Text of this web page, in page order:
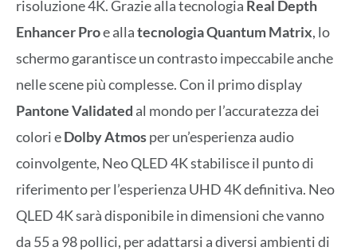
risoluzione 4K. Grazie alla tecnologia Real Depth
Enhancer Proe allatecnologia Quantum Matrix, lo
schermo garantisce un contrasto impeccabile anche
nelle scene più complesse. Con il primo display
Pantone Validated al mondo per l’accuratezza dei
colori eDolby Atmosper un’esperienza audio
coinvolgente, Neo QLED 4K stabilisce il punto di
riferimento per l’esperienza UHD 4K definitiva. Neo
QLED 4K sarà disponibile in dimensioni che vanno
da 55 a 98 pollici, per adattarsi a diversi ambienti di